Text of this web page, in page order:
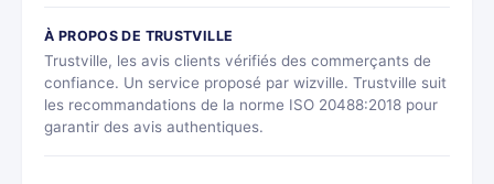
À PROPOS DE TRUSTVILLE
Trustville, les avis clients vérifiés des commerçants de
confiance. Un service proposé par wizville. Trustville suit
les recommandations de la norme ISO 20488:2018 pour
garantir des avis authentiques.